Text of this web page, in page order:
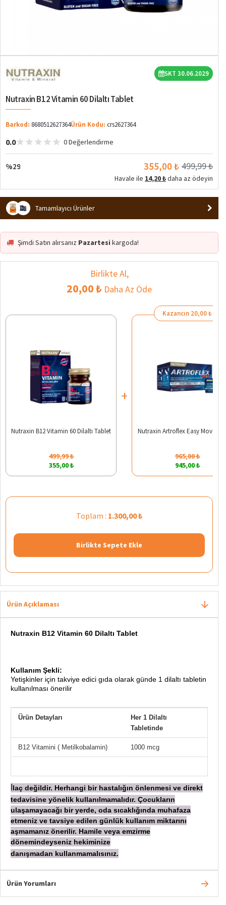
%29
SKT 30.06.2029
Nutraxin B12 Vitamin 60 Dilaltı Tablet
Barkod: 8680512627364Ürün Kodu: crs2627364
0.0 0 Değerlendirme
%29 355,00 ₺ 499,99 ₺
Havale ile 14,20 ₺daha az ödeyin
Tamamlayıcı Ürünler
Şimdi Satın alırsanız Pazartesi kargoda!
Birlikte Al,
20,00 ₺ Daha Az Öde
Nutraxin B12 Vitamin 60 Dilaltı Tablet
499,99 ₺
355,00 ₺
+
Kazancın 20,00 ₺
Nutraxin Artroflex Easy Move 30
965,00 ₺
945,00 ₺
Toplam : 1.300,00 ₺
Birlikte Sepete Ekle
Ürün Açıklaması
Nutraxin B12 Vitamin 60 Dilaltı Tablet
Kullanım Şekli:
Yetişkinler için takviye edici gıda olarak günde 1 dilaltı tabletin
kullanılması önerilir
Ürün Detayları
Her 1 Dilaltı
Tabletinde
B12 Vitamini ( Metilkobalamin) 1000 mcg
İlaç değildir. Herhangi bir hastalığın önlenmesi ve direkt
tedavisine yönelik kullanılmamalıdır. Çocukların
ulaşamayacağı bir yerde, oda sıcaklığında muhafaza
etmeniz ve tavsiye edilen günlük kullanım miktarını
aşmamanız önerilir. Hamile veya emzirme
dönemindeyseniz hekiminize
danışmadan kullanmamalısınız.
Ürün Yorumları